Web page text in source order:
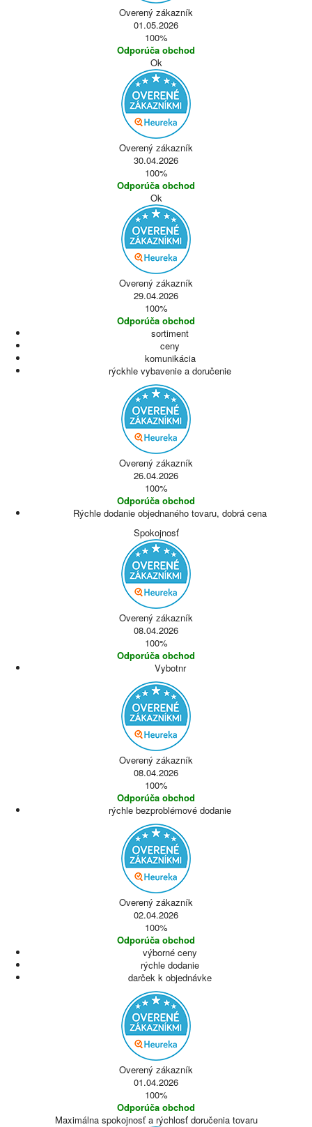
Overený zákazník
01.05.2026
100%
Odporúča obchod
Ok
Overený zákazník
30.04.2026
100%
Odporúča obchod
Ok
Overený zákazník
29.04.2026
100%
Odporúča obchod
sortiment
ceny
komunikácia
rýckhle vybavenie a doručenie
Overený zákazník
26.04.2026
100%
Odporúča obchod
Rýchle dodanie objednaného tovaru, dobrá cena
Spokojnosť
Overený zákazník
08.04.2026
100%
Odporúča obchod
Vybotnr
Overený zákazník
08.04.2026
100%
Odporúča obchod
rýchle bezproblémové dodanie
Overený zákazník
02.04.2026
100%
Odporúča obchod
výborné ceny
rýchle dodanie
darček k objednávke
Overený zákazník
01.04.2026
100%
Odporúča obchod
Maximálna spokojnosť a rýchlosť doručenia tovaru